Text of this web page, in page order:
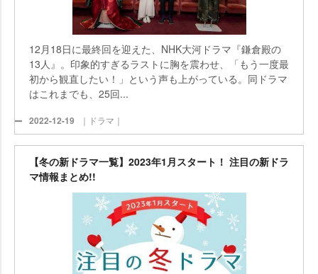
12月18日に最終回を迎えた、NHK大河ドラマ『鎌倉殿の
13人』。印象的すぎるラストに胸を震わせ、「もう一度最
初から観直したい！」という声も上がっている。同ドラマ
はこれまでも、25回...
2022-12-19 ｜ドラマ｜
【冬の新ドラマ一覧】2023年1月スタート！ 注目の新ドラ
マ情報まとめ!!